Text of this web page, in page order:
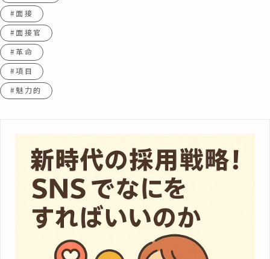
#面接
#面接官
#革命
#項目
#魅力的